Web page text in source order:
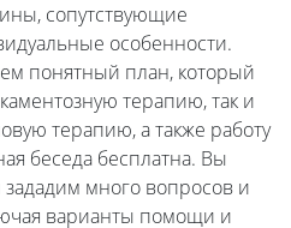
сопутствующие
особенности.
понятный план, который
терапию, так и
терапию, а также работу
беседа бесплатна. Вы
много вопросов и
варианты помощи и